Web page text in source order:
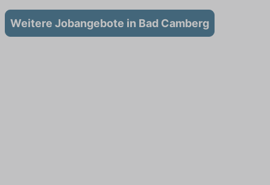
Weitere Jobangebote in Bad Camberg